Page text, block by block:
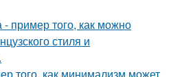
пример того, как можно
стиля и
того, как минимализм может